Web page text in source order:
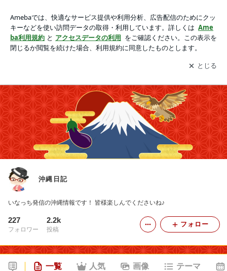
アプリをダウンロードして ブログの更新通知
を受け取りまし
ょう。
開く
沖縄日記
いなっち発信の沖縄情報です！ 皆様楽しんでくださいね♪
227
フォロワー
2.2k
投稿
フォロー
一覧 人気 画像 テーマ